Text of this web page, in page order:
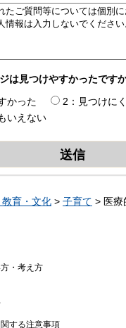
は見つけやすかったです
かった
2：見つけに
いえない
育・文化 > 子育て > 医療
・考え方
する注意事項